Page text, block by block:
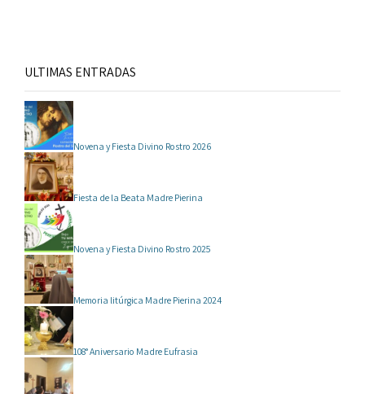
ULTIMAS ENTRADAS
Novena y Fiesta Divino Rostro 2026
Fiesta de la Beata Madre Pierina
Novena y Fiesta Divino Rostro 2025
Memoria litúrgica Madre Pierina 2024
108° Aniversario Madre Eufrasia